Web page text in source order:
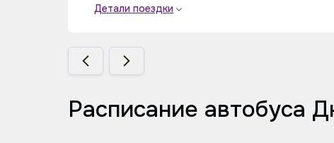
Детали поездки
Расписание автобуса